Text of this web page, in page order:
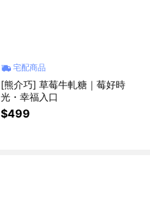
宅配商品
[熊介巧] 草莓牛軋糖｜莓好時
光・幸福入口
$499